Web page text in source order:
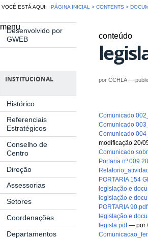
VOCÊ ESTÁ AQUI: PÁGINA INICIAL >CONTENTS >
menu
Desenvolvido por
GWEB
INSTITUCIONAL
Histórico
Referenciais
Estratégicos
Conselho de
Centro
Direção
Assessorias
Setores
Coordenações
Departamentos
conteúdo
porCCHLA—
Comunicado
Comunicado
Comunicado
modificação 20/
Comunicado
Portaria nº 009
PORTARIA 154
legislação e
legislação e
PORTARIA 90.pdf
legislação e
legisla.pdf —por